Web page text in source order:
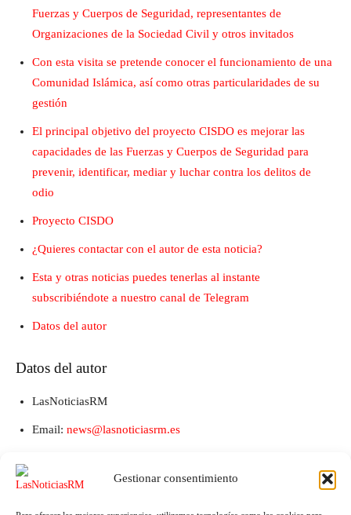
Gestionar consentimiento
Fuerzas y Cuerpos de Seguridad, representantes de
Organizaciones de la Sociedad Civil y otros invitados
Con esta visita se pretende conocer el funcionamiento de una
Comunidad Islámica, así como otras particularidades de su
gestión
El principal objetivo del proyecto CISDO es mejorar las
capacidades de las Fuerzas y Cuerpos de Seguridad para
prevenir, identificar, mediar y luchar contra los delitos de
odio
Proyecto CISDO
¿Quieres contactar con el autor de esta noticia?
Esta y otras noticias puedes tenerlas al instante
subscribiéndote a nuestro canal de Telegram
Datos del autor
Datos del autor
LasNoticiasRM
Email: news@lasnoticiasrm.es